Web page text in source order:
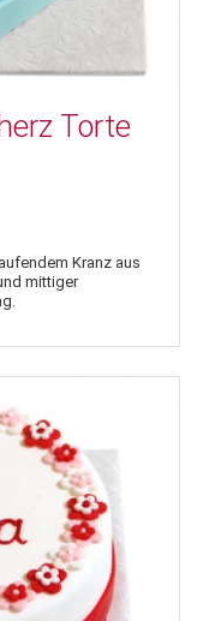
Torte
Kranz aus
mittiger